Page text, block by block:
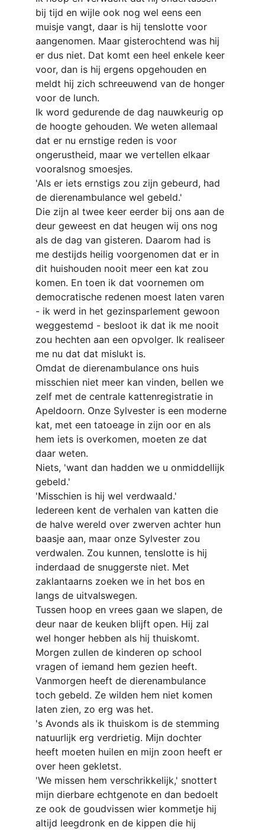
bij tijd en wijle ook nog wel eens een
muisje vangt, daar is hij tenslotte voor
aangenomen. Maar gisterochtend was hij
er dus niet. Dat komt een heel enkele keer
voor, dan is hij ergens opgehouden en
meldt hij zich schreeuwend van de honger
voor de lunch.
Ik word gedurende de dag nauwkeurig op
de hoogte gehouden. We weten allemaal
dat er nu ernstige reden is voor
ongerustheid, maar we vertellen elkaar
vooralsnog smoesjes.
'Als er iets ernstigs zou zijn gebeurd, had
de dierenambulance wel gebeld.'
Die zijn al twee keer eerder bij ons aan de
deur geweest en dat heugen wij ons nog
als de dag van gisteren. Daarom had is
me destijds heilig voorgenomen dat er in
dit huishouden nooit meer een kat zou
komen. En toen ik dat voornemen om
democratische redenen moest laten varen
- ik werd in het gezinsparlement gewoon
weggestemd - besloot ik dat ik me nooit
zou hechten aan een opvolger. Ik realiseer
me nu dat dat mislukt is.
Omdat de dierenambulance ons huis
misschien niet meer kan vinden, bellen we
zelf met de centrale kattenregistratie in
Apeldoorn. Onze Sylvester is een moderne
kat, met een tatoeage in zijn oor en als
hem iets is overkomen, moeten ze dat
daar weten.
Niets, 'want dan hadden we u onmiddellijk
gebeld.'
'Misschien is hij wel verdwaald.'
Iedereen kent de verhalen van katten die
de halve wereld over zwerven achter hun
baasje aan, maar onze Sylvester zou
verdwalen. Zou kunnen, tenslotte is hij
inderdaad de snuggerste niet. Met
zaklantaarns zoeken we in het bos en
langs de uitvalswegen.
Tussen hoop en vrees gaan we slapen, de
deur naar de keuken blijft open. Hij zal
wel honger hebben als hij thuiskomt.
Morgen zullen de kinderen op school
vragen of iemand hem gezien heeft.
Vanmorgen heeft de dierenambulance
toch gebeld. Ze wilden hem niet komen
laten zien, zo erg was het.
's Avonds als ik thuiskom is de stemming
natuurlijk erg verdrietig. Mijn dochter
heeft moeten huilen en mijn zoon heeft er
over heen gekletst.
'We missen hem verschrikkelijk,' snottert
mijn dierbare echtgenote en dan bedoelt
ze ook de goudvissen wier kommetje hij
altijd leegdronk en de kippen die hij